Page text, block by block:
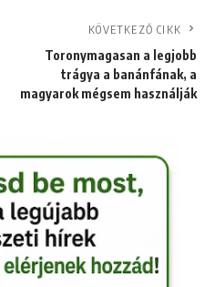
KÖVETKEZŐ CIKK
Toronymagasan a legjobb
trágya a banánfának, a
magyarok mégsem használják